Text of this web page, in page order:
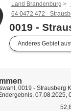
Land Brandenburg
64 0472 472 -
0019 -
Anderes Gebiet
0019 - Strausberg
07.08.2025,